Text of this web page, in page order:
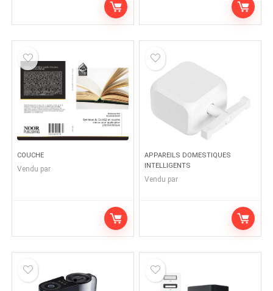
COUCHE
Vendu par
APPAREILS DOMESTIQUES
INTELLIGENTS
Vendu par